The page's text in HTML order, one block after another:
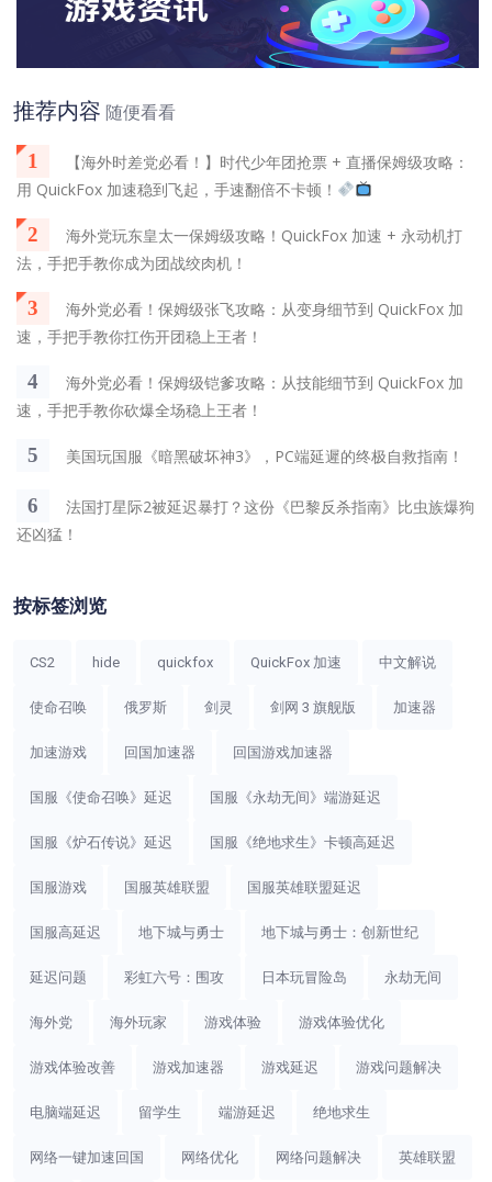
推荐内容 随便看看
1
【海外时差党必看！】时代少年团抢票 + 直播保姆级攻略：
用 QuickFox 加速稳到飞起，手速翻倍不卡顿！
2
海外党玩东皇太一保姆级攻略！QuickFox 加速 + 永动机打
法，手把手教你成为团战绞肉机！
3
海外党必看！保姆级张飞攻略：从变身细节到 QuickFox 加
速，手把手教你扛伤开团稳上王者！
4
海外党必看！保姆级铠爹攻略：从技能细节到 QuickFox 加
速，手把手教你砍爆全场稳上王者！
5 美国玩国服《暗黑破坏神3》，PC端延遲的终极自救指南！
6
法国打星际2被延迟暴打？这份《巴黎反杀指南》比虫族爆狗
还凶猛！
按标签浏览
CS2 hide quickfox QuickFox 加速 中文解说
使命召唤 俄罗斯 剑灵 剑网 3 旗舰版 加速器
加速游戏 回国加速器 回国游戏加速器
国服《使命召唤》延迟 国服《永劫无间》端游延迟
国服《炉石传说》延迟 国服《绝地求生》卡顿高延迟
国服游戏 国服英雄联盟 国服英雄联盟延迟
国服高延迟 地下城与勇士 地下城与勇士：创新世纪
延迟问题 彩虹六号：围攻 日本玩冒险岛 永劫无间
海外党 海外玩家 游戏体验 游戏体验优化
游戏体验改善 游戏加速器 游戏延迟 游戏问题解决
电脑端延迟 留学生 端游延迟 绝地求生
网络一键加速回国 网络优化 网络问题解决 英雄联盟